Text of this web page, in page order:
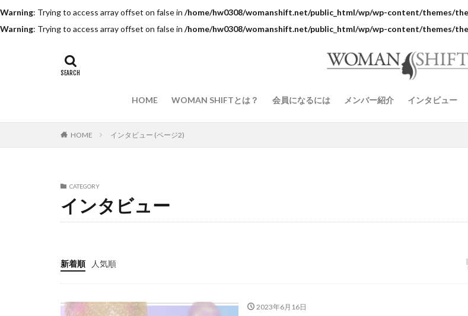
Warning: Trying to access array offset on false in /home/hw0308/womanshift.net/public_html/wp/wp-content/themes/
Warning: Trying to access array offset on false in /home/hw0308/womanshift.net/public_html/wp/wp-content/themes/
HOME WOMAN SHIFTとは？ 会員になるには メンバー紹介 インタビュー
HOME インタビュー (ページ2)
CATEGORY
インタビュー
新着順 人気順
2023年6月16日